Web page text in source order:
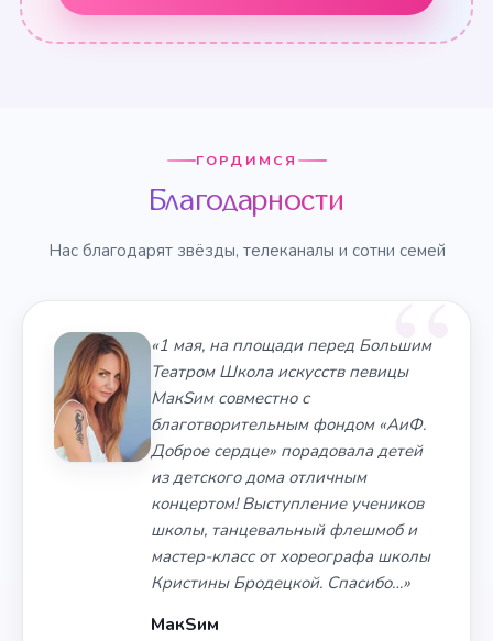
ГОРДИМСЯ
Благодарности
Нас благодарят звёзды, телеканалы и сотни семей
«1 мая, на площади перед Большим
Театром Школа искусств певицы
МакSим совместно с
благотворительным фондом «АиФ.
Доброе сердце» порадовала детей
из детского дома отличным
концертом! Выступление учеников
школы, танцевальный флешмоб и
мастер-класс от хореографа школы
Кристины Бродецкой. Спасибо…»
МакSим